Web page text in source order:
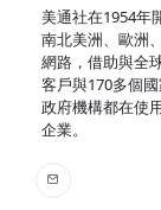
美通社在1954年
南北美洲、歐洲
網路，借助與全
客戶與170多個
政府機構都在使
企業。